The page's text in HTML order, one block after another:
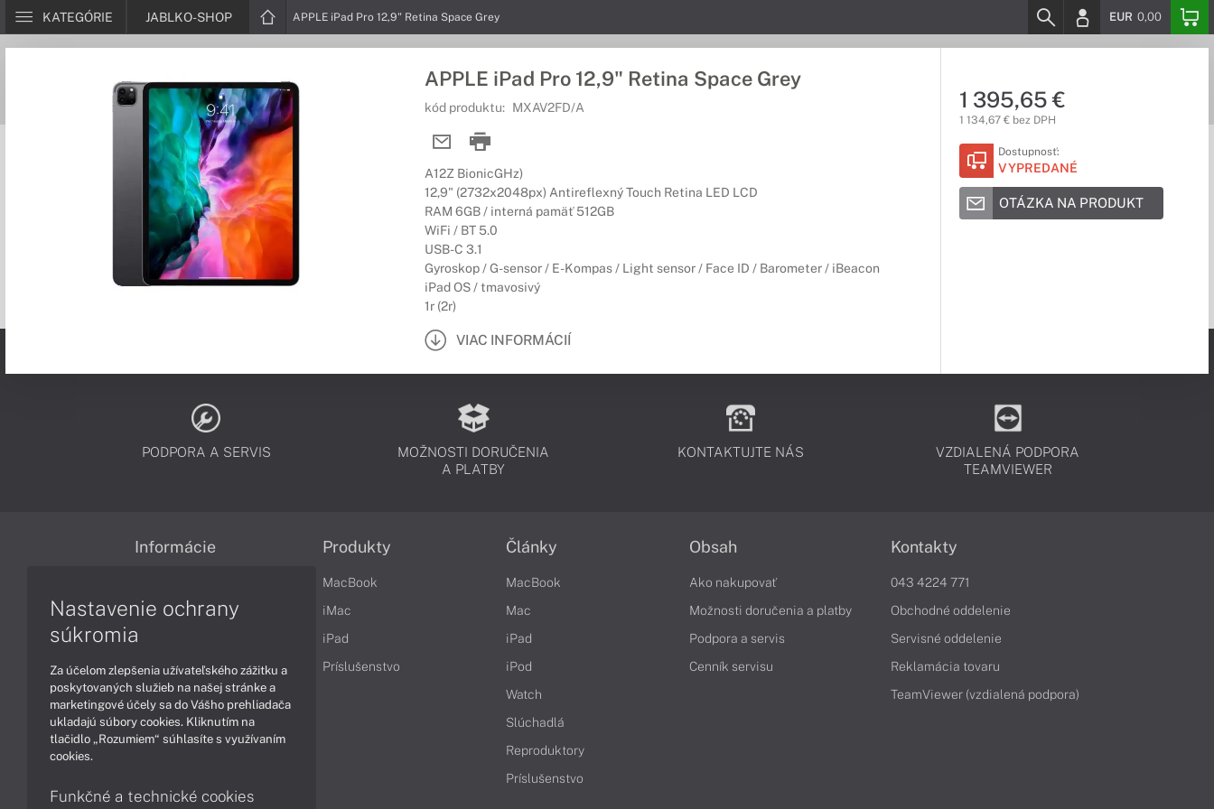
KATEGÓRIE JABLKO-SHOP APPLE iPad Pro 12,9" Retina Space Grey EUR 0,00
APPLE iPad Pro 12,9" Retina Space Grey
kód produktu: MXAV2FD/A
A12Z BionicGHz)
12,9" (2732x2048px) Antireflexný Touch Retina LED LCD
RAM 6GB / interná pamäť 512GB
WiFi / BT 5.0
USB-C 3.1
Gyroskop / G-sensor / E-Kompas / Light sensor / Face ID / Barometer / iBeacon
iPad OS / tmavosivý
1r (2r)
VIAC INFORMÁCIÍ
1 395,65 €
1 134,67 € bez DPH
Dostupnosť:
VYPREDANÉ
OTÁZKA NA PRODUKT
PODPORA A SERVIS
MOŽNOSTI DORUČENIA
A PLATBY
KONTAKTUJTE NÁS
VZDIALENÁ PODPORA
TEAMVIEWER
Informácie
Reklamačné podmienky
Ochrana osobných údajov
Vrátenie tovaru
Vyhlásenie o prístupnosti
Cookies
Produkty
MacBook
iMac
iPad
Príslušenstvo
Články
MacBook
Mac
iPad
iPod
Watch
Slúchadlá
Reproduktory
Príslušenstvo
Obsah
Ako nakupovať
Možnosti doručenia a platby
Podpora a servis
Cenník servisu
Kontakty
043 4224 771
Obchodné oddelenie
Servisné oddelenie
Reklamácia tovaru
TeamViewer (vzdialená podpora)
Nastavenie ochrany
súkromia
Za účelom zlepšenia užívateľského zážitku a
poskytovaných služieb na našej stránke a
marketingové účely sa do Vášho prehliadača
ukladajú súbory cookies. Kliknutím na
tlačidlo „Rozumiem“ súhlasíte s využívaním
cookies.
Funkčné a technické cookies